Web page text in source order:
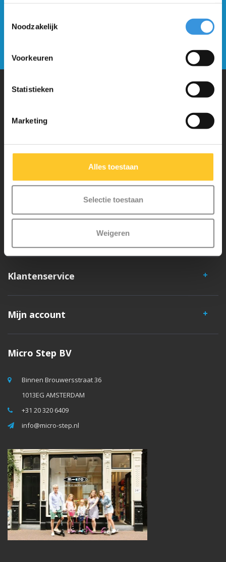
Noodzakelijk
Voorkeuren
Statistieken
Marketing
Alles toestaan
Selectie toestaan
Weigeren
nieuwsbrief
liefde in Zwitserland ontwikkeld. Ze zijn uitgebreid getest op
veiligheid en zeer duurzaam. Elk onderdeel is los te vervangen. Je
hebt jarenlang plezier van een Micro step!
Klantenservice
Mijn account
Micro Step BV
Binnen Brouwersstraat 36
1013EG AMSTERDAM
+31 20 320 6409
info@micro-step.nl